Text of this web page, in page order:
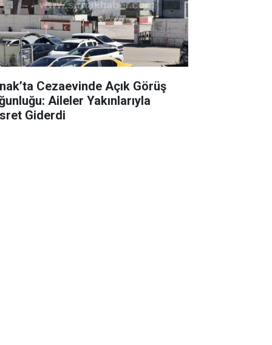
Cezaevinde Açık Görüş
Aileler Yakınlarıyla
Giderdi